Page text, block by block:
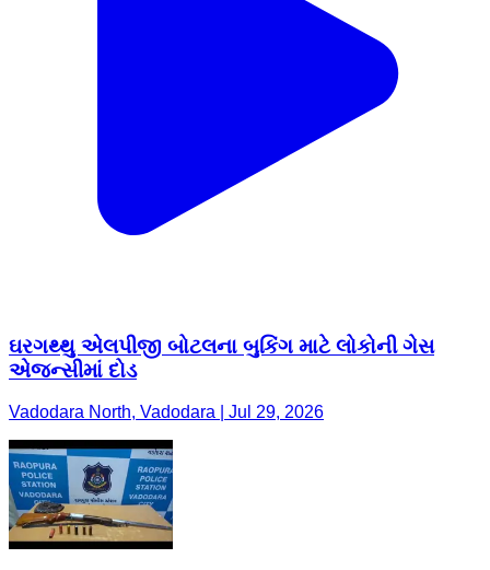
ઘરગથ્થુ એલપીજી બોટલના બુકિંગ માટે લોકોની ગેસ
એજન્સીમાં દોડ
Vadodara North, Vadodara | Jul 29, 2026